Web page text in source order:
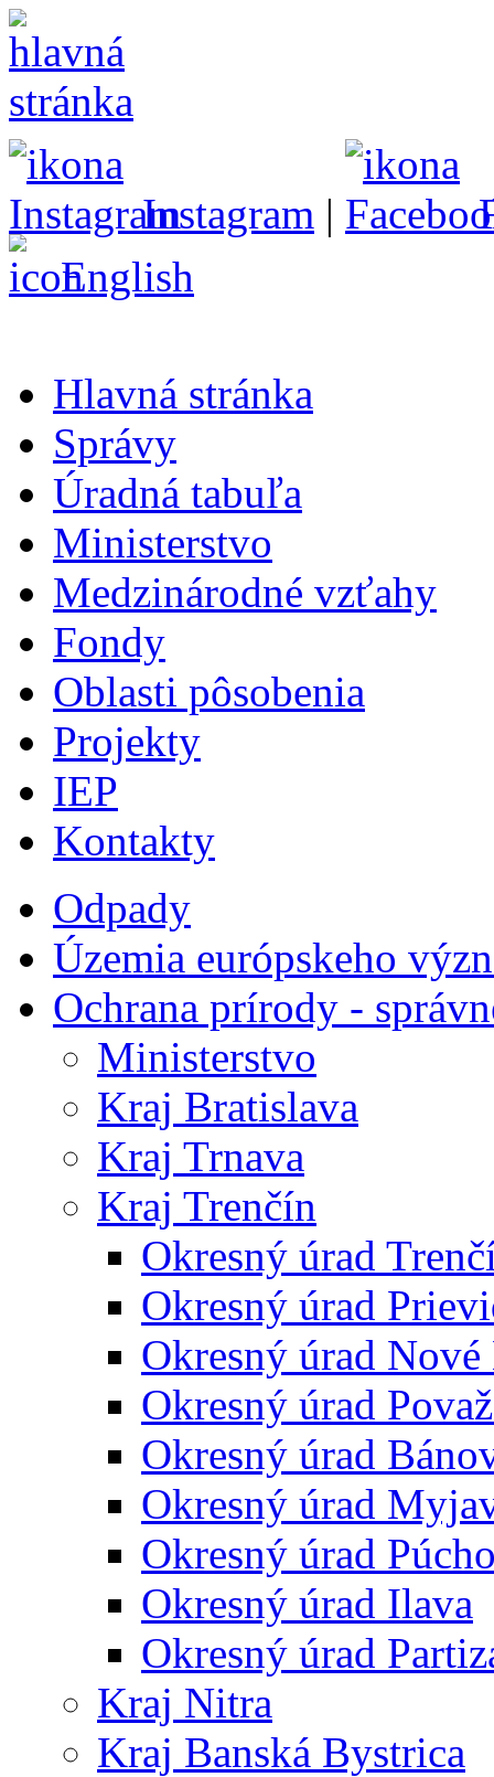
Instagram |
English
Hlavná stránka
Správy
Úradná tabuľa
Ministerstvo
Medzinárodné vzťahy
Fondy
Oblasti pôsobenia
Projekty
IEP
Kontakty
Odpady
Územia európskeho
Ochrana prírody -
Ministerstvo
Kraj Bratislava
Kraj Trnava
Kraj Trenčín
Okresný úrad
Okresný úrad
Okresný úrad
Okresný úrad
Okresný úrad
Okresný úrad
Okresný úrad
Okresný úrad Ilava
Okresný úrad
Kraj Nitra
Kraj Banská Bystrica